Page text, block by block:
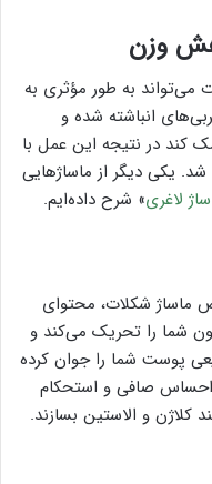
می‌تواند به طور مؤثری به
انباشته شده و
در نتیجه این عمل با
یکی دیگر از ماساژهایی
لاغری» شرح داده‌ایم.
ماساژ شکلات، محتوای
شما را تحریک می‌کند و
پوست شما را جوان کرده
احساس صافی و استحکام
و الاستین بسازند.